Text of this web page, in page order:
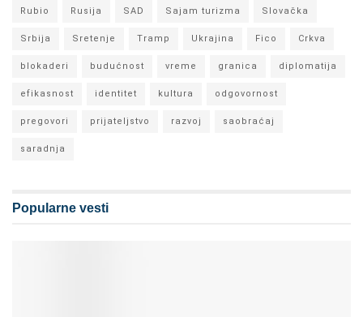
Rubio Rusija SAD Sajam turizma Slovačka
Srbija Sretenje Tramp Ukrajina Fico Crkva
blokaderi budućnost vreme granica diplomatija
efikasnost identitet kultura odgovornost
pregovori prijateljstvo razvoj saobraćaj
saradnja
Popularne vesti